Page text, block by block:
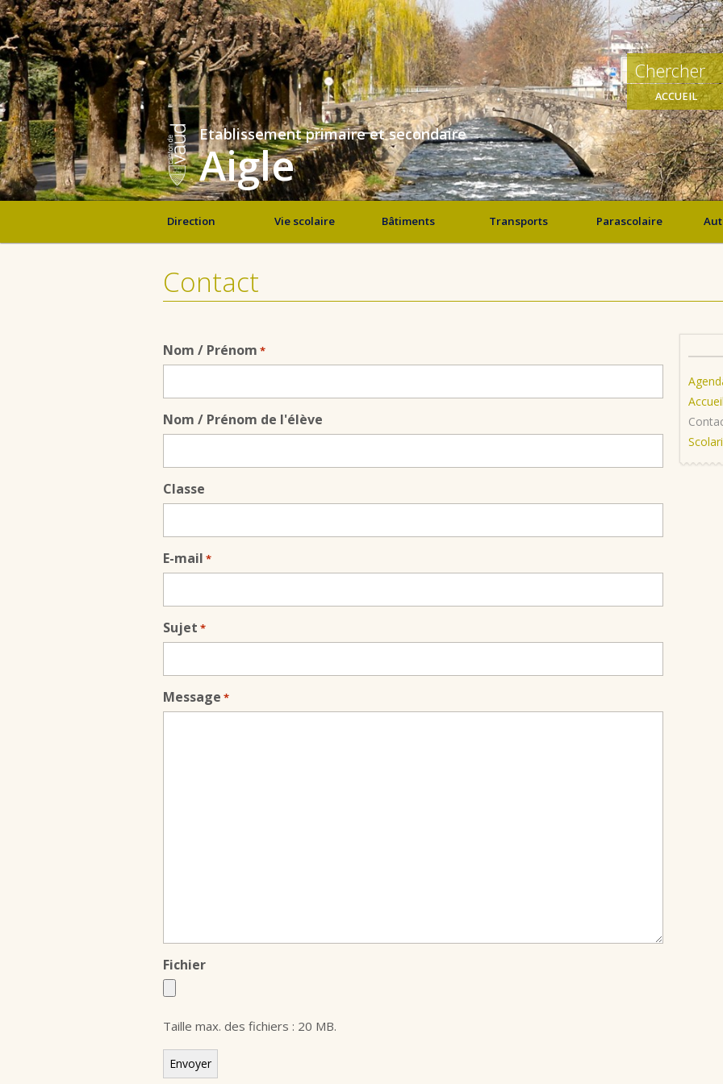
ACCUEIL
Etablissement primaire et secondaire
Aigle
Direction Vie scolaire Bâtiments Transports Parascolaire
Contact
Nom / Prénom *
Nom / Prénom de l'élève
Classe
E-mail *
Sujet *
Message *
Fichier
Taille max. des fichiers : 20 MB.
Accueil